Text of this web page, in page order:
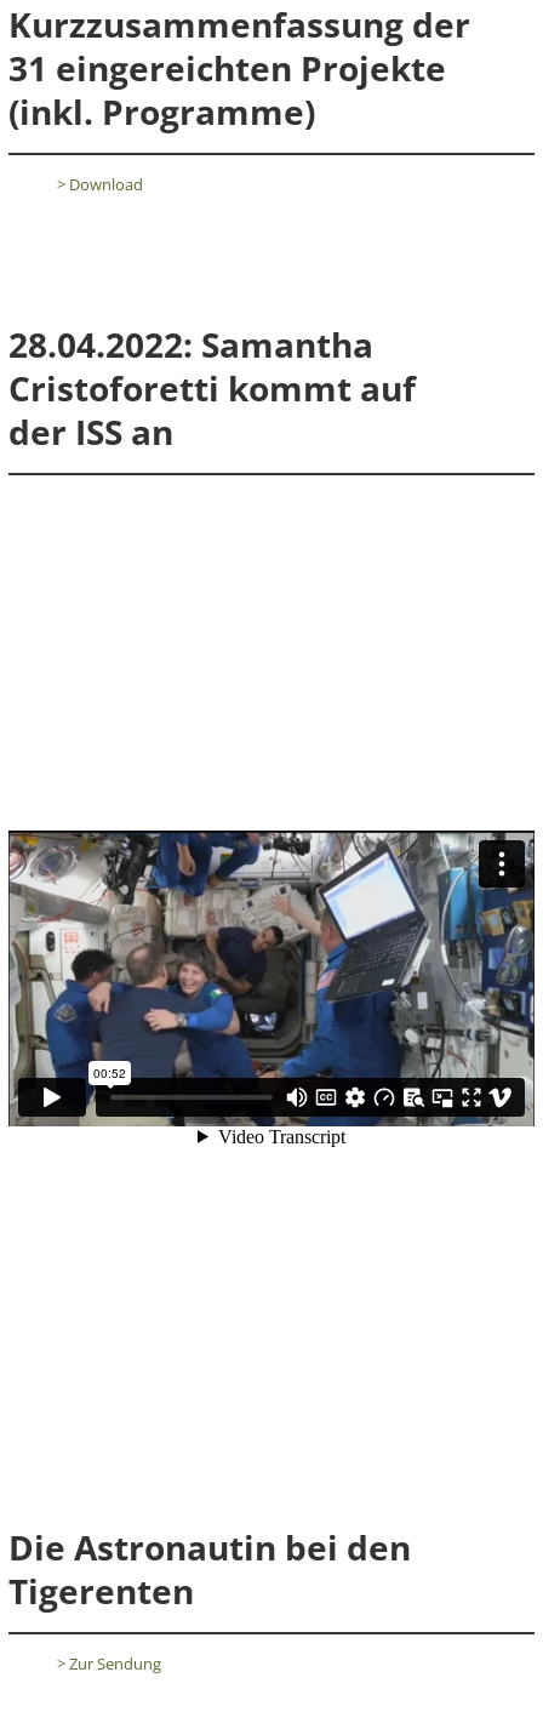
Kurzzusammenfassung der
31 eingereichten Projekte
(inkl. Programme)
> Download
28.04.2022: Samantha
Cristoforetti kommt auf
der ISS an
Die Astronautin bei den
Tigerenten
> Zur Sendung